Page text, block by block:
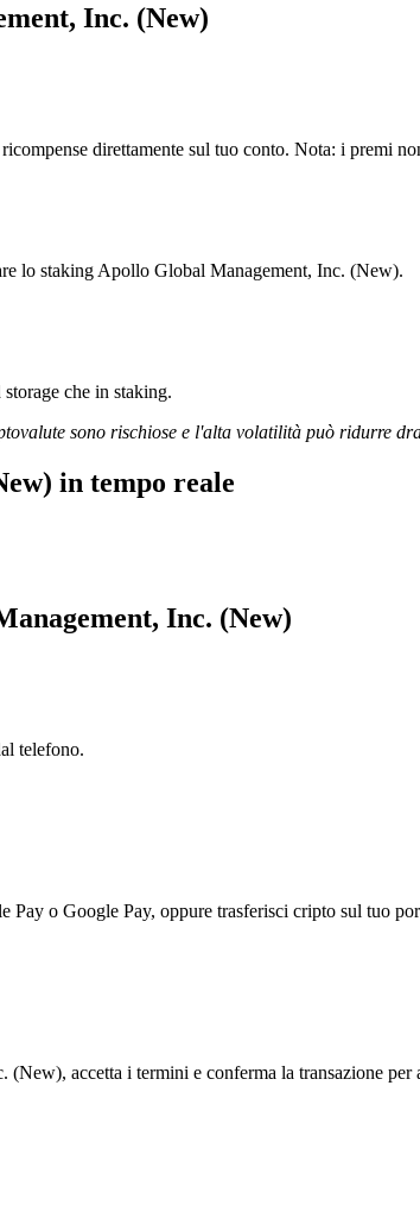
Inc. (New)
direttamente sul tuo conto. Nota: i premi
lo staking Apollo Global Management, Inc. (New).
che in staking.
sono rischiose e l'alta volatilità può ridurre
in tempo reale
Inc. (New)
telefono.
o Google Pay, oppure trasferisci cripto sul tuo
accetta i termini e conferma la transazione per